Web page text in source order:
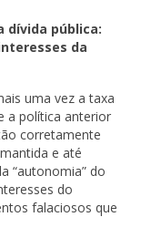
dívida pública:
da
uma vez a taxa
a política anterior
corretamente
e até
“autonomia” do
do
falaciosos que